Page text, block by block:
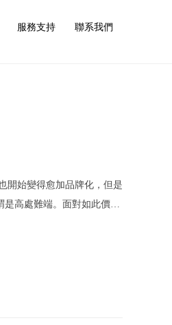
服務支持 聯系我們
開始變得愈加品牌化，但是
是高處難端。面對如此價